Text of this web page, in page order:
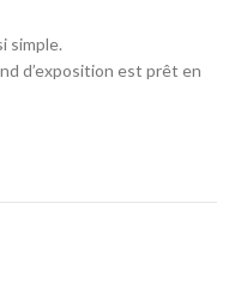
simple.
d’exposition est prêt en